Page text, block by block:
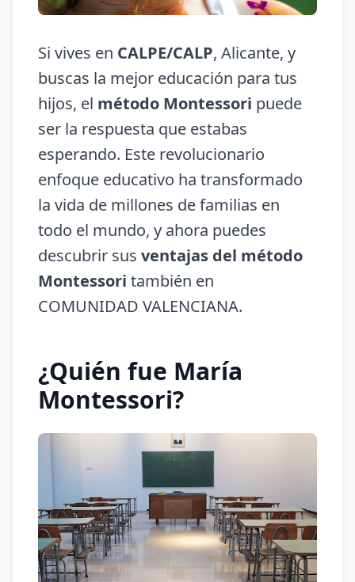
Si vives en CALPE/CALP, Alicante, y
buscas la mejor educación para tus
hijos, el método Montessori puede
ser la respuesta que estabas
esperando. Este revolucionario
enfoque educativo ha transformado
la vida de millones de familias en
todo el mundo, y ahora puedes
descubrir sus ventajas del método
Montessori también en
COMUNIDAD VALENCIANA.
¿Quién fue María
Montessori?